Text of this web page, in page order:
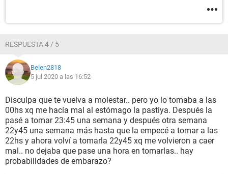
RESPUESTA 4 / 5
Belen2818
5 jul 2020 a las 16:52
Disculpa que te vuelva a molestar.. pero yo lo tomaba a las
00hs xq me hacía mal al estómago la pastiya. Después la
pasé a tomar 23:45 una semana y después otra semana
22y45 una semana más hasta que la empecé a tomar a las
22hs y ahora volví a tomarla 22y45 xq me volvieron a caer
mal.. no dejaba que pase una hora en tomarlas.. hay
probabilidades de embarazo?